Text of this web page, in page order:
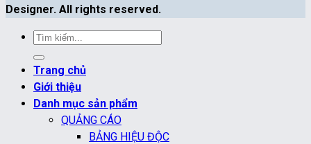
Designer. All rights reserved.
Tìm
kiếm:
Trang chủ
Giới thiệu
Danh mục sản phẩm
QUẢNG CÁO
BẢNG HIỆU ĐỘC